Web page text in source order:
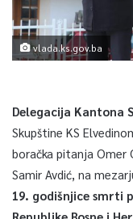
vlada.ks.gov.ba
Delegacija Kantona
Skupštine KS
boračka pitanja Omer
Samir Avdić, na
19. godišnjice smrti
Republike Bosne i